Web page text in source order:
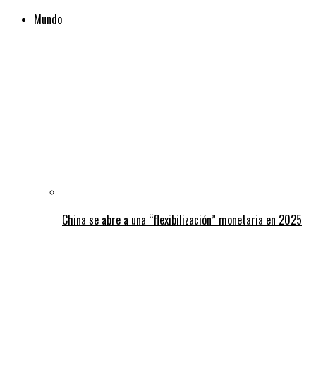
Mundo
China se abre a una “flexibilización” monetaria en 2025